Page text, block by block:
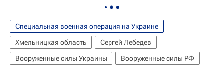
Специальная военная операция на Украине
Хмельницкая область
Сергей Лебедев
Вооруженные силы Украины
Вооруженные силы РФ